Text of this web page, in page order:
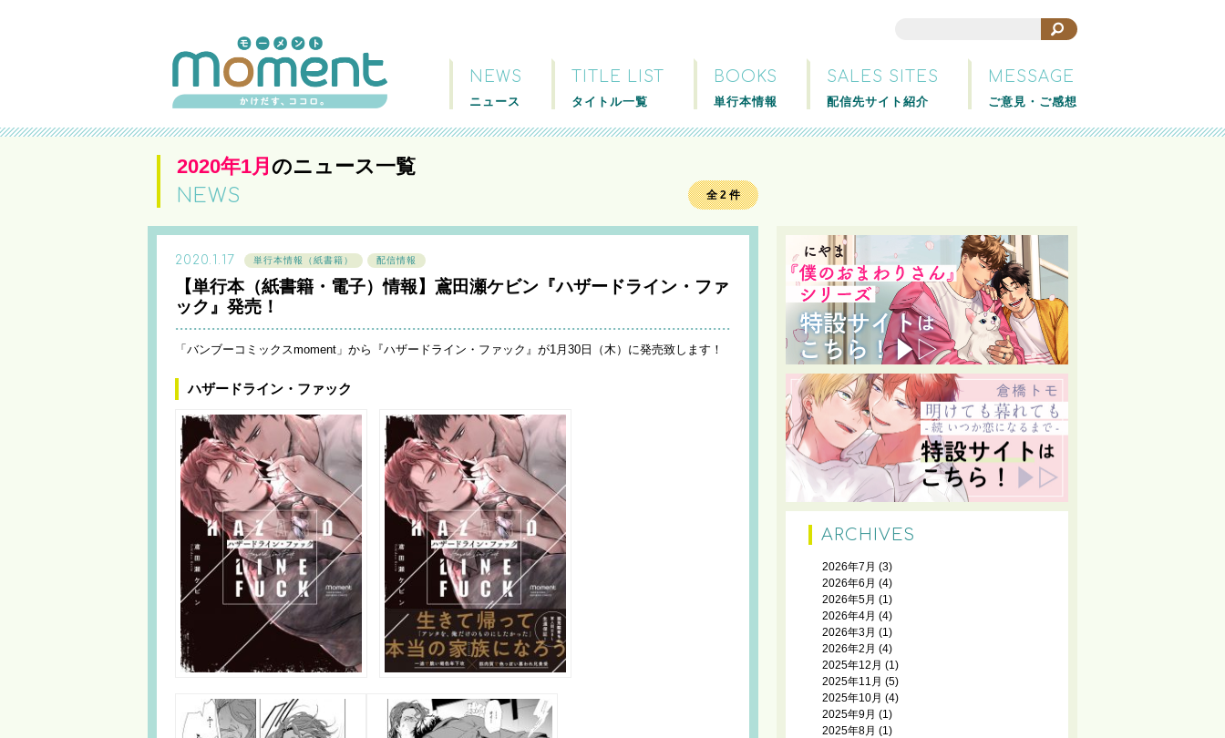
NEWS
ニュース
TITLE LIST
タイトル一覧
BOOKS
単行本情報
SALES SITES
配信先サイト紹介
MESSAGE
ご意見・ご感想
2020年1月 のニュース一覧
NEWS 全 2 件
2020.1.17 単行本情報（紙書籍） 配信情報
【単行本（紙書籍・電子）情報】鳶田瀬ケビン『ハザードライン・ファ
ック』発売！
「バンブーコミックスmoment」から『ハザードライン・ファック』が1月30日（木）に発売致します！
ハザードライン・ファック
ARCHIVES
2026年7月 (3)
2026年6月 (4)
2026年5月 (1)
2026年4月 (4)
2026年3月 (1)
2026年2月 (4)
2025年12月 (1)
2025年11月 (5)
2025年10月 (4)
2025年9月 (1)
2025年8月 (1)